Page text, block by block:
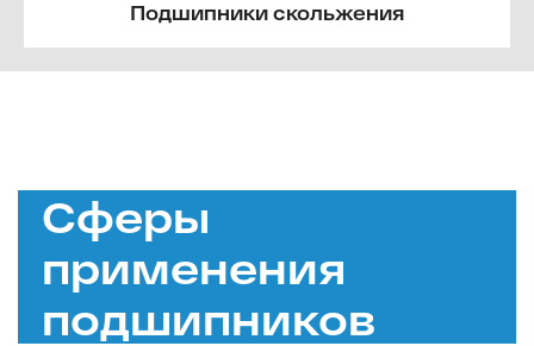
Подшипники скольжения
Сферы
применения
подшипников